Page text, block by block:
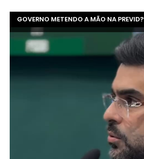
GOVERNO METENDO A MÃO NA PREVID?